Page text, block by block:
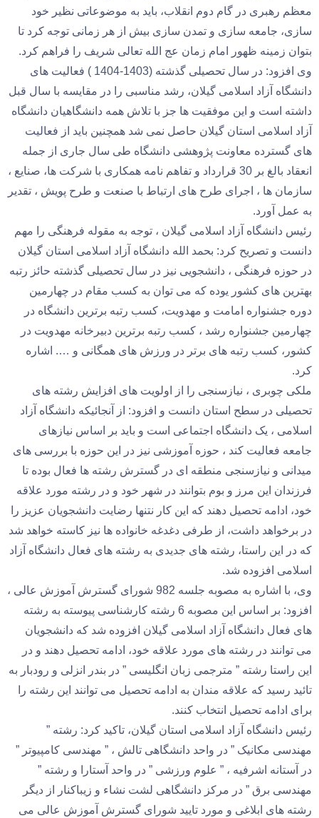
معظم رهبری در گام دوم انقلاب، باید به موضوعاتی نظیر خود
سازی، جامعه سازی و تمدن سازی بیش از هر زمانی توجه کرد تا
بتوان زمینه ظهور امام زمان عج الله تعالی شریف را فراهم کرد.
وی افزود: در سال تحصیلی گذشته (1403-1404 ) فعالیت های
دانشگاه آزاد اسلامی گیلان، رشد مناسبی را در مقایسه با سال قبل
داشته است و این موفقیت ها جز با تلاش همه دانشگاهیان دانشگاه
آزاد اسلامی استان گیلان حاصل نمی شد همچنین باید از فعالیت
های گسترده معاونت پژوهشی دانشگاه طی سال جاری از جمله
انعقاد بالغ بر 30 قرارداد و تفاهم نامه همکاری با شرکت ها، صنایع ،
سازمان ها ، اجرای طرح های ارتباط با صنعت و طرح پویش ، تقدیر
به عمل آورد.
رئیس دانشگاه آزاد اسلامی گیلان ، توجه به مقوله فرهنگی را مهم
دانست و تصریح کرد: بحمد الله دانشگاه آزاد اسلامی استان گیلان
در حوزه فرهنگی ، دانشجویی نیز در سال تحصیلی گذشته حائز رتبه
بهترین های کشور یوده که می توان به کسب مقام در چهارمین
دوره جشنواره امامت و مهدویت، کسب رتبه برترین دانشگاه در
چهارمین جشنواره رشد ، کسب رتبه برترین دبیرخانه مهدویت در
کشور، کسب رتبه های برتر در ورزش های همگانی و …. اشاره
کرد.
ملکی چوبری ، نیازسنجی را از اولویت های افزایش رشته های
تحصیلی در سطح استان دانست و افزود: از آنجائیکه دانشگاه آزاد
اسلامی ، یک دانشگاه اجتماعی است و باید بر اساس نیازهای
جامعه فعالیت کند ، حوزه آموزشی نیز در این حوزه با بررسی های
میدانی و نیازسنجی منطقه ای در گسترش رشته ها فعال بوده تا
فرزندان این مرز و بوم بتوانند در شهر خود و در رشته مورد علاقه
خود، ادامه تحصیل دهند که این کار نتنها رضایت دانشجویان عزیز را
در برخواهد داشت، از طرفی دغدغه خانواده ها نیز کاسته خواهد شد
که در این راستا، رشته های جدیدی به رشته های فعال دانشگاه آزاد
اسلامی افزوده شد.
وی، با اشاره به مصوبه جلسه 982 شورای گسترش آموزش عالی ،
افزود: بر اساس این مصوبه 6 رشته کارشناسی پیوسته به رشته
های فعال دانشگاه آزاد اسلامی گیلان افزوده شد که دانشجویان
می توانند در رشته های مورد علاقه خود، ادامه تحصیل دهند و در
این راستا رشته ” مترجمی زبان انگلیسی ” در بندر انزلی و رودبار به
تائید رسید که علاقه مندان به ادامه تحصیل می توانند این رشته را
برای ادامه تحصیل انتخاب کنند.
رئیس دانشگاه آزاد اسلامی استان گیلان، تاکید کرد: رشته ”
مهندسی مکانیک ” در واحد دانشگاهی تالش ، ” مهندسی کامپیوتر ”
در آستانه اشرفیه ، ” علوم ورزشی ” در واحد آستارا و رشته ”
مهندسی برق ” در مرکز دانشگاهی لشت نشاء و زیباکنار از دیگر
رشته های ابلاغی و مورد تایید شورای گسترش آموزش عالی می